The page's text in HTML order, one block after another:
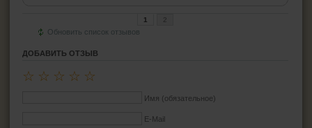
1 2
Обновить список отзывов
ДОБАВИТЬ ОТЗЫВ
☆
☆
☆
☆
☆
Имя (обязательное)
E-Mail